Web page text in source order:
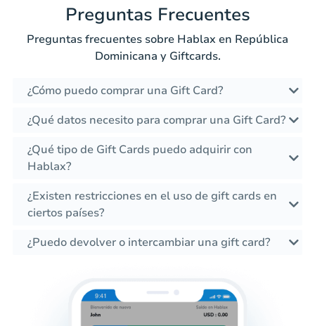
Preguntas Frecuentes
Preguntas frecuentes sobre Hablax en República
Dominicana y Giftcards.
¿Cómo puedo comprar una Gift Card?
¿Qué datos necesito para comprar una Gift Card?
¿Qué tipo de Gift Cards puedo adquirir con
Hablax?
¿Existen restricciones en el uso de gift cards en
ciertos países?
¿Puedo devolver o intercambiar una gift card?